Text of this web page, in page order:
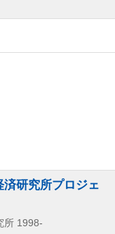
研究所プロジェ
所 1998-